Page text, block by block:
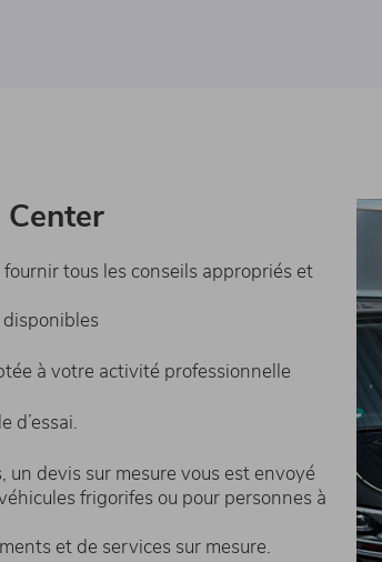
Center
tous les conseils appropriés et
à votre activité professionnelle
d’essai.
devis sur mesure vous est envoyé
frigorifes ou pour personnes à
et de services sur mesure.